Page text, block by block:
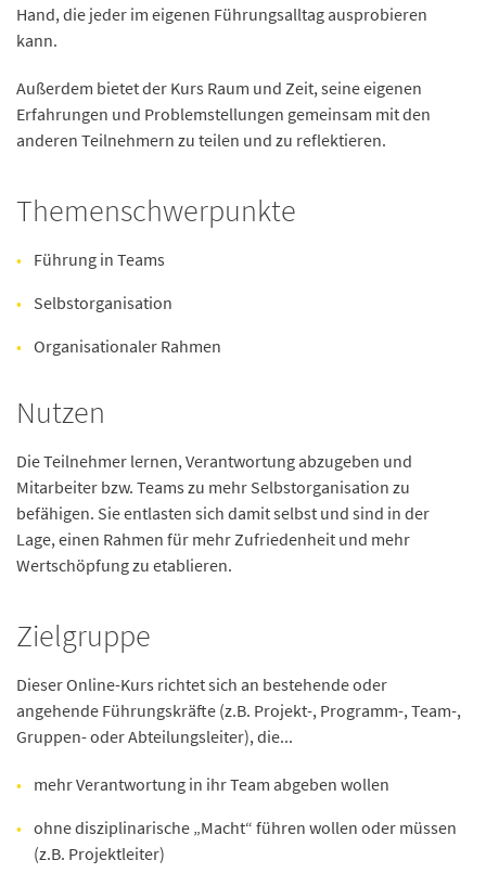
Hand, die jeder im eigenen Führungsalltag ausprobieren
kann.
Außerdem bietet der Kurs Raum und Zeit, seine eigenen
Erfahrungen und Problemstellungen gemeinsam mit den
anderen Teilnehmern zu teilen und zu reflektieren.
Themenschwerpunkte
Führung in Teams
Selbstorganisation
Organisationaler Rahmen
Nutzen
Die Teilnehmer lernen, Verantwortung abzugeben und
Mitarbeiter bzw. Teams zu mehr Selbstorganisation zu
befähigen. Sie entlasten sich damit selbst und sind in der
Lage, einen Rahmen für mehr Zufriedenheit und mehr
Wertschöpfung zu etablieren.
Zielgruppe
Dieser Online-Kurs richtet sich an bestehende oder
angehende Führungskräfte (z.B. Projekt-, Programm-, Team-,
Gruppen- oder Abteilungsleiter), die...
mehr Verantwortung in ihr Team abgeben wollen
ohne disziplinarische „Macht“ führen wollen oder müssen
(z.B. Projektleiter)